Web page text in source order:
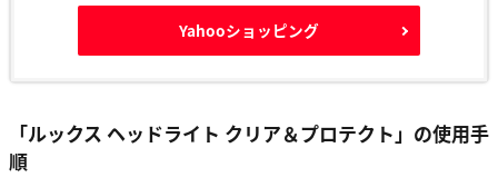
Yahooショッピング
「ルックス ヘッドライト クリア＆プロテクト」の使用手
順